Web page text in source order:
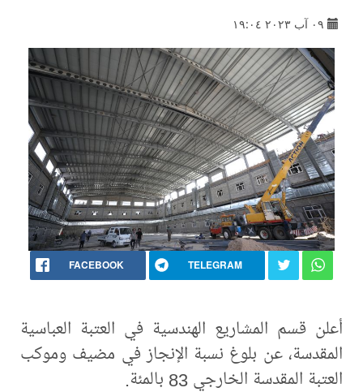
٠٩ آب ٢٠٢٣ ١٩:٠٤
FACEBOOK TELEGRAM
أعلن قسم المشاريع الهندسية في العتبة العباسية
المقدسة، عن بلوغ نسبة الإنجاز في مضيف وموكب
العتبة المقدسة الخارجي 83 بالمئة.